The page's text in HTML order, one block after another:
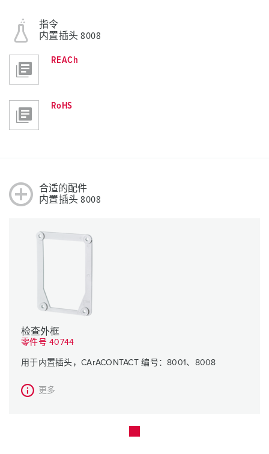
指令
内置插头 8008
REACh
RoHS
合适的配件
内置插头 8008
检查外框
零件号 40744
用于内置插头，CArACONTACT 编号：8001、8008
更多